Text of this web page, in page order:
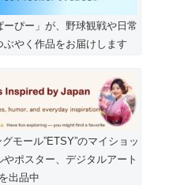
ぴー」が、野球観戦や日常
やく作品をお届けします
モール”ETSY”のマイショッ
ポスター、デジタルアート
を出品中